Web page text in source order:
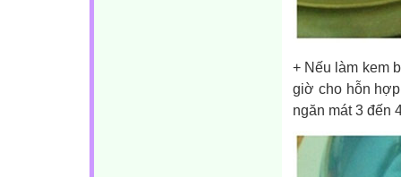
+ Nếu làm kem
giờ cho hỗn
ngăn mát 3 đến